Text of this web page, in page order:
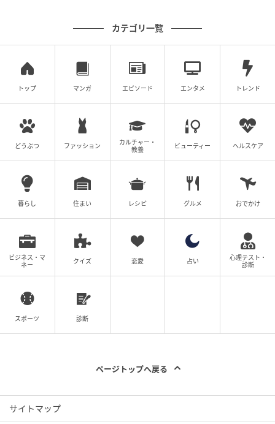
カテゴリ一覧
トップ マンガ エピソード エンタメ トレンド
どうぶつ ファッション
カルチャー・
教養
ビューティー ヘルスケア
暮らし 住まい レシピ グルメ おでかけ
ビジネス・マ
ネー
クイズ 恋愛 占い
心理テスト・
診断
スポーツ 診断
ページトップへ戻る
サイトマップ